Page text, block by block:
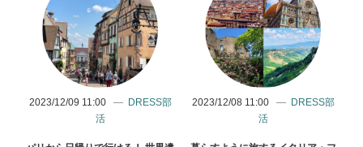
2023/12/09 11:00
DRESS部
活
2023/12/08 11:00
DRESS部
活